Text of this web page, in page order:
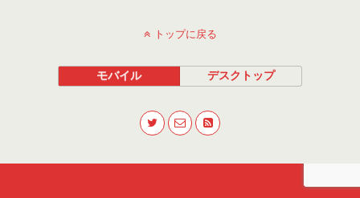
トップに戻る
モバイル デスクトップ